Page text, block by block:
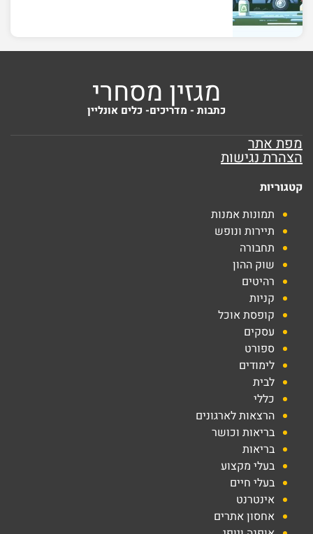
מגזין מסחרי
כתבות - מדריכים- כלים אונליין
מפת אתר
הצהרת נגישות
קטגוריות
תמונות אמנות
תיירות ונופש
תחבורה
שוק ההון
רהיטים
קניות
קופסת אוכל
עסקים
ספורט
לימודים
לבית
כללי
הרצאות לארגונים
בריאות וכושר
בריאות
בעלי מקצוע
בעלי חיים
אינטרנט
אחסון אתרים